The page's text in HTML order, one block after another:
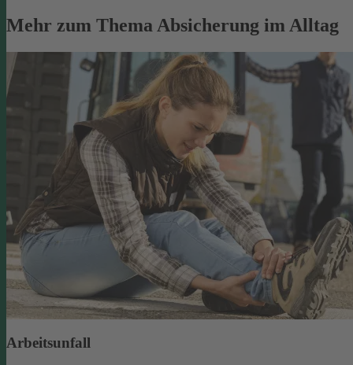
Mehr zum Thema Absicherung im Alltag
Arbeitsunfall